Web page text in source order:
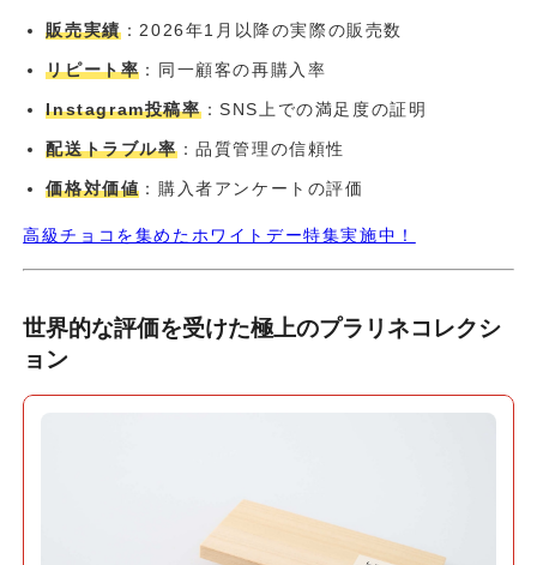
販売実績：2026年1月以降の実際の販売数
リピート率 ：同一顧客の再購入率
Instagram投稿率：SNS上での満足度の証明
配送トラブル率：品質管理の信頼性
価格対価値 ：購入者アンケートの評価
高級チョコを集めたホワイトデー特集実施中！
世界的な評価を受けた極上のプラリネコレクシ
ョン